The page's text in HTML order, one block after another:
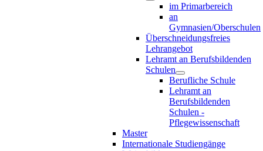
im Primarbereich
an
Gymnasien/Oberschulen
Überschneidungsfreies
Lehrangebot
Lehramt an Berufsbildenden
Schulen
Berufliche Schule
Lehramt an
Berufsbildenden
Schulen -
Pflegewissenschaft
Master
Internationale Studiengänge